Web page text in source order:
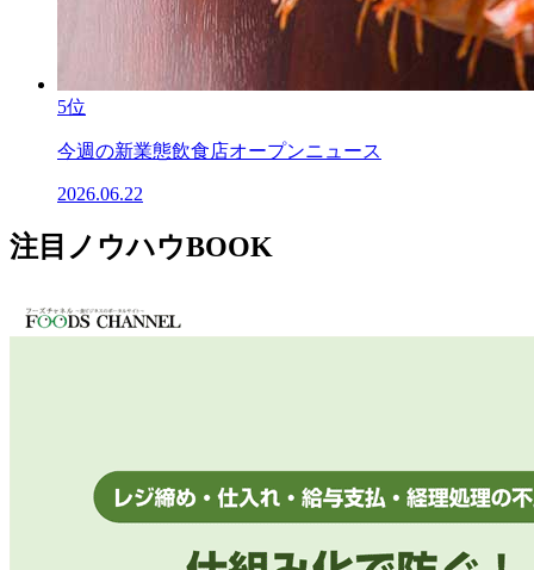
5位
今週の新業態飲食店オープンニュース
2026.06.22
注目ノウハウBOOK